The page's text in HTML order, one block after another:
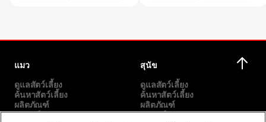
แมว
ดูแลสัตว์เลี้ยง
ค้นหาสัตว์เลี้ยง
ผลิตภัณฑ์
แบรนด์ของเรา
สุนัข
ดูแลสัตว์เลี้ยง
ค้นหาสัตว์เลี้ยง
ผลิตภัณฑ์
แบรนด์ของเรา